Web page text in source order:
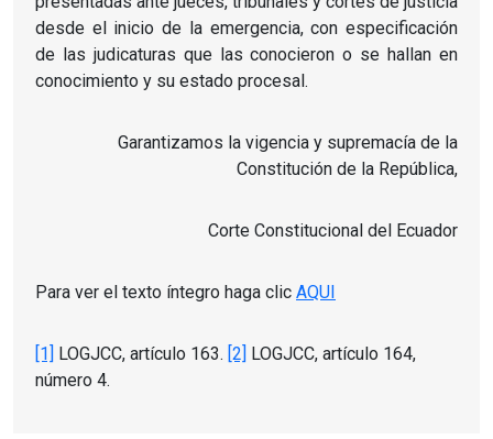
desde el inicio de la emergencia, con especificación
de las judicaturas que las conocieron o se hallan en
conocimiento y su estado procesal.
Garantizamos la vigencia y supremacía de la
Constitución de la República,
Corte Constitucional del Ecuador
Para ver el texto íntegro haga clic AQUI
[1] LOGJCC, artículo 163. [2] LOGJCC, artículo 164,
número 4.